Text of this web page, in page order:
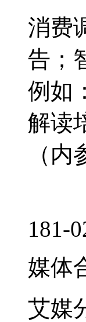
消费
告；
例如
解读
（内
181-
媒体
艾媒